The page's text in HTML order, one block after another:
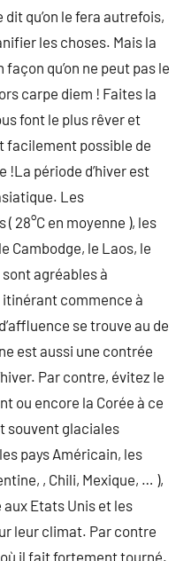
dit qu’on le fera autrefois,
les choses. Mais la
qu’on ne peut pas le
carpe diem ! Faites la
font le plus rêver et
facilement possible de
!La période d’hiver est
Les
28°C en moyenne ), les
Cambodge, le Laos, le
agréables à
itinérant commence à
se trouve au de
est aussi une contrée
Par contre, évitez le
ou encore la Corée à ce
souvent glaciales
pays Américain, les
, Chili, Mexique, … ),
aux Etats Unis et les
leur climat. Par contre
il fait fortement tourné.